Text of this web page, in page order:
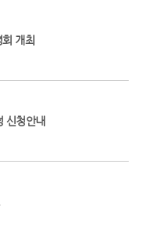
개최
신청안내